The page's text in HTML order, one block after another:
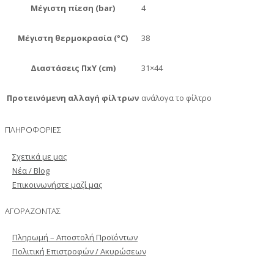
Μέγιστη πίεση (bar) 4
Μέγιστη θερμοκρασία (°C) 38
Διαστάσεις ΠxΥ (cm) 31×44
Προτεινόμενη αλλαγή φίλτρων ανάλογα το φίλτρο
ΠΛΗΡΟΦΟΡΙΕΣ
Σχετικά με μας
Νέα / Blog
Επικοινωνήστε μαζί μας
ΑΓΟΡΑΖΟΝΤΑΣ
Πληρωμή – Αποστολή Προϊόντων
Πολιτική Επιστροφών / Ακυρώσεων